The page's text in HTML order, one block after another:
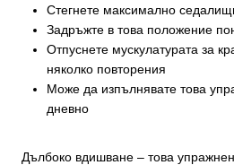
Стегнете максимално
Задръжте в това положение
Отпуснете мускулатурата за
няколко повторения
Може да изпълнявате това
дневно
Дълбоко вдишване – това